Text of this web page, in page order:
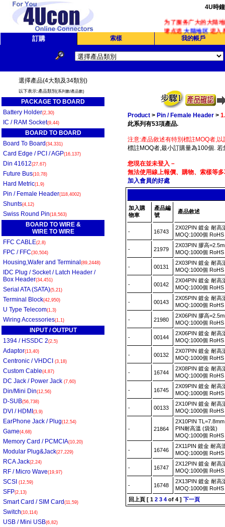
4U時
为了服务广大的大陆地
请点选大陆地区进入界
訂購 索樣 我的帳戶
選擇產品(4大類及34類別)
以下表示:產品類別 (系列數/產品數)
PACKAGE TO BOARD
Battery Holder(2,30)
IC / RAM Socket(9,44)
BOARD TO BOARD
Board To Board (34,331)
Card Edge / PCI / AGP(16,137)
Din 41612(27,67)
Future Bus(10,78)
Hard Metric(1,9)
Pin / Female Header(118,4002)
Shunts(4,12)
Swiss Round Pin(18,563)
BOARD TO WIRE &
WIRE TO WIRE
FFC CABLE(2,8)
FPC / FFC(30,504)
Housing,Wafer and Terminal (89,2448)
IDC Plug / Socket / Latch Header /
Box Header(34,451)
Serial ATA (SATA)(5,21)
Terminal Block(42,950)
U Type Telecom(1,3)
Wiring Accessories(1,1)
INPUT / OUTPUT
1394 / HSSDC 2(2,5)
Adaptor(13,40)
Centronic / VHDCI (3,18)
Custom Cable(4,87)
DC Jack / Power Jack (7,60)
Din/Mini Din(12,56)
D-SUB(56,738)
DVI / HDMI (3,9)
EarPhone Jack / Plug(12,54)
Game(4,68)
Memory Card / PCMCIA(10,20)
Modular Plug&Jack(27,229)
RCA Jack(2,24)
RF / Micro Wave(19,97)
SCSI (12,59)
SFP(2,13)
Smart Card / SIM Card (11,59)
Switch(10,114)
USB / Mini USB(6,82)
Product > Pin / Female Header >
此系列有53項產品.
注意:產品敘述有特別標註MOQ者,
標註MOQ者,最小訂購量為100個.
您現在並未登入－
無法使用線上報價、購物、索樣等
加入會員的好處
加入購
物車
產品編
號
產品敘述
- 16743
2X02PIN 鍍金 耐高
MOQ:1000個
- 21979
2X03PIN 膠高
MOQ:1000個
- 00131
2X03PIN 鍍金 耐高
MOQ:1000個
- 00142
2X04PIN 鍍金 耐高
MOQ:1000個
- 00143
2X05PIN 鍍金 耐高
MOQ:1000個
- 21980
2X06PIN 膠高
MOQ:1000個
- 00144
2X06PIN 鍍金 耐高
MOQ:1000個
- 00132
2X07PIN 鍍金 耐高
MOQ:1000個
- 16744
2X08PIN 鍍金 耐高
MOQ:1000個
- 16745
2X09PIN 鍍金 耐高
MOQ:1000個
- 00133
2X10PIN 鍍金 耐高
MOQ:1000個
- 21864
2X10PIN
PIN耐高溫 (袋裝)
MOQ:1000個
- 16746
2X11PIN 鍍金 耐高
MOQ:1000個
- 16747
2X12PIN 鍍金 耐高
MOQ:1000個
- 16748
2X13PIN 鍍金 耐高
MOQ:1000個
回上頁 [ 1 2 3 4 of 4 ] 下一頁